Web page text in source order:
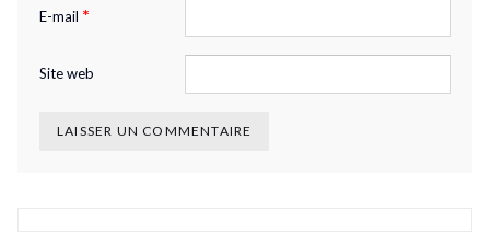
E-mail *
Site web